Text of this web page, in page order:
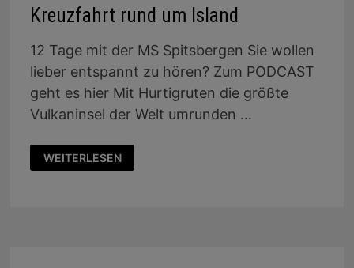
Kreuzfahrt rund um Island
12 Tage mit der MS Spitsbergen Sie wollen
lieber entspannt zu hören? Zum PODCAST
geht es hier Mit Hurtigruten die größte
Vulkaninsel der Welt umrunden …
KREUZFAHRT
RUND
UM
WEITERLESEN